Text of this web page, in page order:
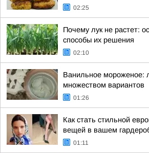
02:25
Почему лук не растет:
способы их решения
02:10
Ванильное мороженое:
множеством вариантов
01:26
Как стать стильной
вещей в вашем
01:11